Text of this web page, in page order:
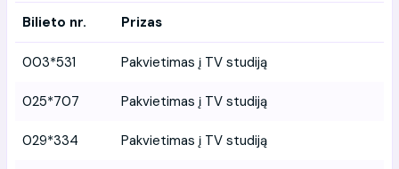
Bilieto nr. Prizas
003*531 Pakvietimas į TV studiją
025*707 Pakvietimas į TV studiją
029*334 Pakvietimas į TV studiją